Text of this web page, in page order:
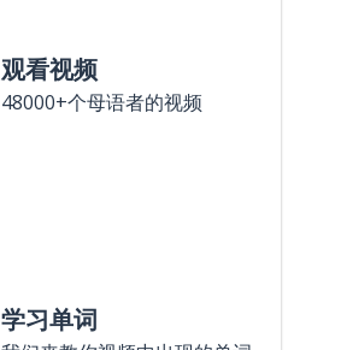
观看视频
48000+个母语者的视频
学习单词